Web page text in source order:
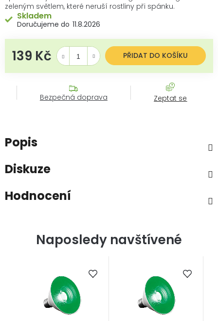
zeleným světlem, které neruší rostliny při spánku.
Skladem
11.8.2026
139 Kč Měrná cena: PŘIDAT DO KOŠÍKU
Bezpečná doprava Zeptat se
Popis
Diskuze
Hodnocení
Naposledy navštívené